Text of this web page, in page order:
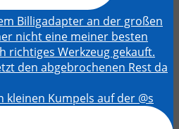
Kumpels auf der @s